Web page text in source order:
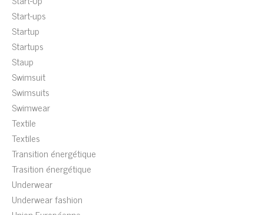
Start-ups
Startup
Startups
Staup
Swimsuit
Swimsuits
Swimwear
Textile
Textiles
Transition énergétique
Trasition énergétique
Underwear
Underwear fashion